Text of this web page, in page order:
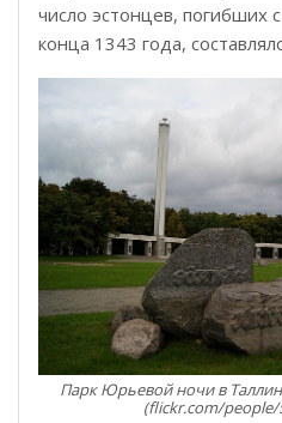
число эстонцев, погибших
конца 1343 года,
Парк Юрьевой ночи в
(flickr.com/people/